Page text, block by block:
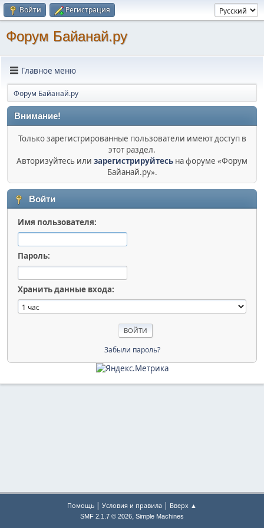
Войти Регистрация
Форум Байанай.ру
Главное меню
Форум Байанай.ру
Внимание!
Только зарегистрированные пользователи имеют доступ в
этот раздел.
Авторизуйтесь или зарегистрируйтесь на форуме «Форум
Байанай.ру».
Войти
Имя пользователя:
Пароль:
Хранить данные входа:
Забыли пароль?
Помощь | Условия и правила | Вверх ▲
SMF 2.1.7 © 2026, Simple Machines